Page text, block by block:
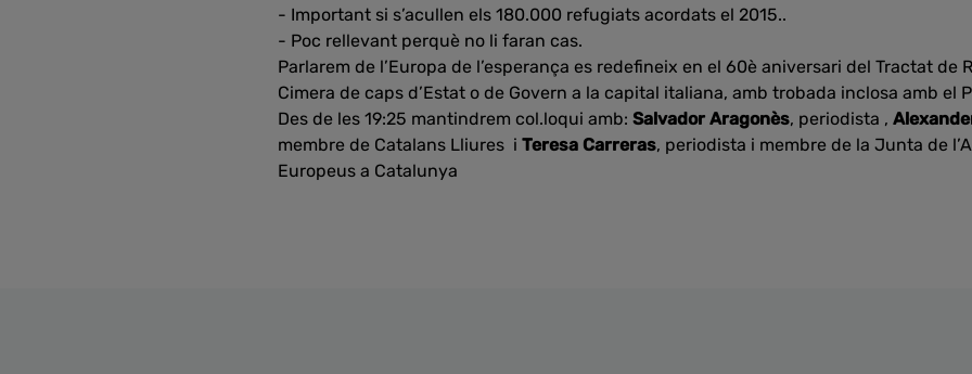
- Important si s’acullen els 180.000 refugiats acordats el 2015..
- Poc rellevant perquè no li faran cas.
Parlarem de l’Europa de l’esperança es redefineix en el 60è aniversari del Tractat de
Cimera de caps d’Estat o de Govern a la capital italiana, amb trobada inclosa amb el
Des de les 19:25 mantindrem col.loqui amb: Salvador Aragonès, periodista ,
membre de Catalans Lliures i Teresa Carreras, periodista i membre de la Junta de
Europeus a Catalunya